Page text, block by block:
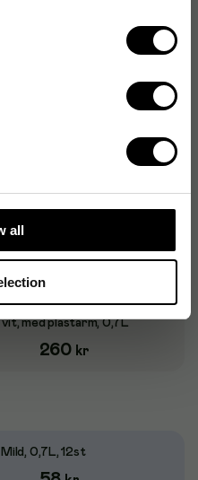
all
Vit, för 0,7L Sterisol påsar
247kr
med plastarm, 0,7L
260 kr
0,7L, 12st